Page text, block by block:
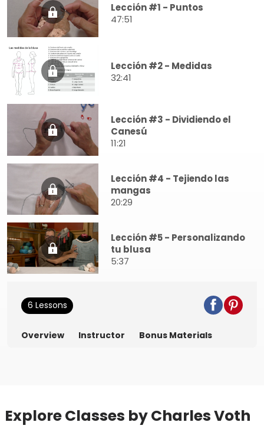
Lección #1 - Puntos
47:51
Lección #2 - Medidas
32:41
Lección #3 - Dividiendo el
Canesú
11:21
Lección #4 - Tejiendo las
mangas
20:29
Lección #5 - Personalizando
tu blusa
5:37
6 Lessons
Overview Instructor Bonus Materials
Explore Classes by Charles Voth